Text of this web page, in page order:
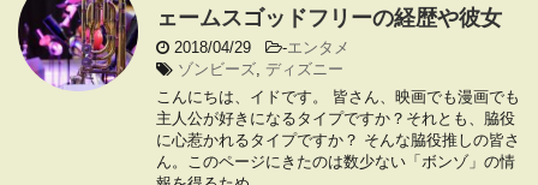
ェームスゴッドフリーの経歴や彼女
2018/04/29 -エンタメ
ゾンビーズ, ディズニー
こんにちは、イドです。 皆さん、映画でも漫画でも
主人公が好きになるタイプですか？それとも、脇役
に心惹かれるタイプですか？ そんな脇役推しの皆さ
ん。このページにきたのは数少ない「ボンゾ」の情